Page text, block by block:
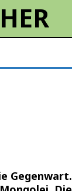
Gegenwart.